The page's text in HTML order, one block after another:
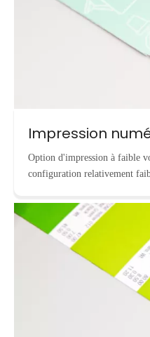
Impression
Option d'impression à faible
configuration relativement